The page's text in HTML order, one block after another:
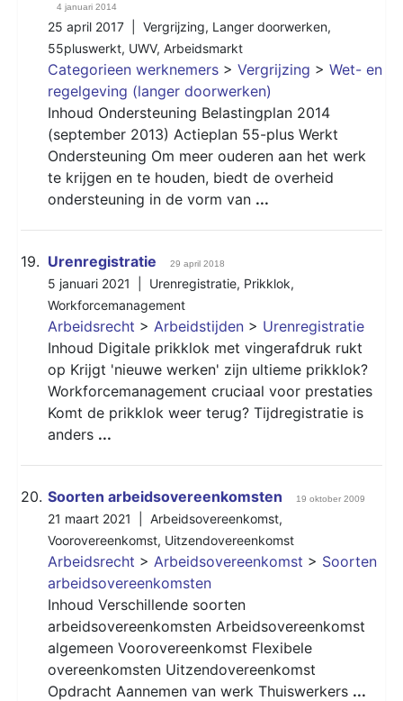
4 januari 2014
25 april 2017 | Vergrijzing, Langer doorwerken,
55pluswerkt, UWV, Arbeidsmarkt
Categorieen werknemers > Vergrijzing > Wet- en
regelgeving (langer doorwerken)
Inhoud Ondersteuning Belastingplan 2014
(september 2013) Actieplan 55-plus Werkt
Ondersteuning Om meer ouderen aan het werk
te krijgen en te houden, biedt de overheid
ondersteuning in de vorm van ...
19. Urenregistratie 29 april 2018
5 januari 2021 | Urenregistratie, Prikklok,
Workforcemanagement
Arbeidsrecht > Arbeidstijden > Urenregistratie
Inhoud Digitale prikklok met vingerafdruk rukt
op Krijgt 'nieuwe werken' zijn ultieme prikklok?
Workforcemanagement cruciaal voor prestaties
Komt de prikklok weer terug? Tijdregistratie is
anders ...
20. Soorten arbeidsovereenkomsten 19 oktober 2009
21 maart 2021 | Arbeidsovereenkomst,
Voorovereenkomst, Uitzendovereenkomst
Arbeidsrecht > Arbeidsovereenkomst > Soorten
arbeidsovereenkomsten
Inhoud Verschillende soorten
arbeidsovereenkomsten Arbeidsovereenkomst
algemeen Voorovereenkomst Flexibele
overeenkomsten Uitzendovereenkomst
Opdracht Aannemen van werk Thuiswerkers ...